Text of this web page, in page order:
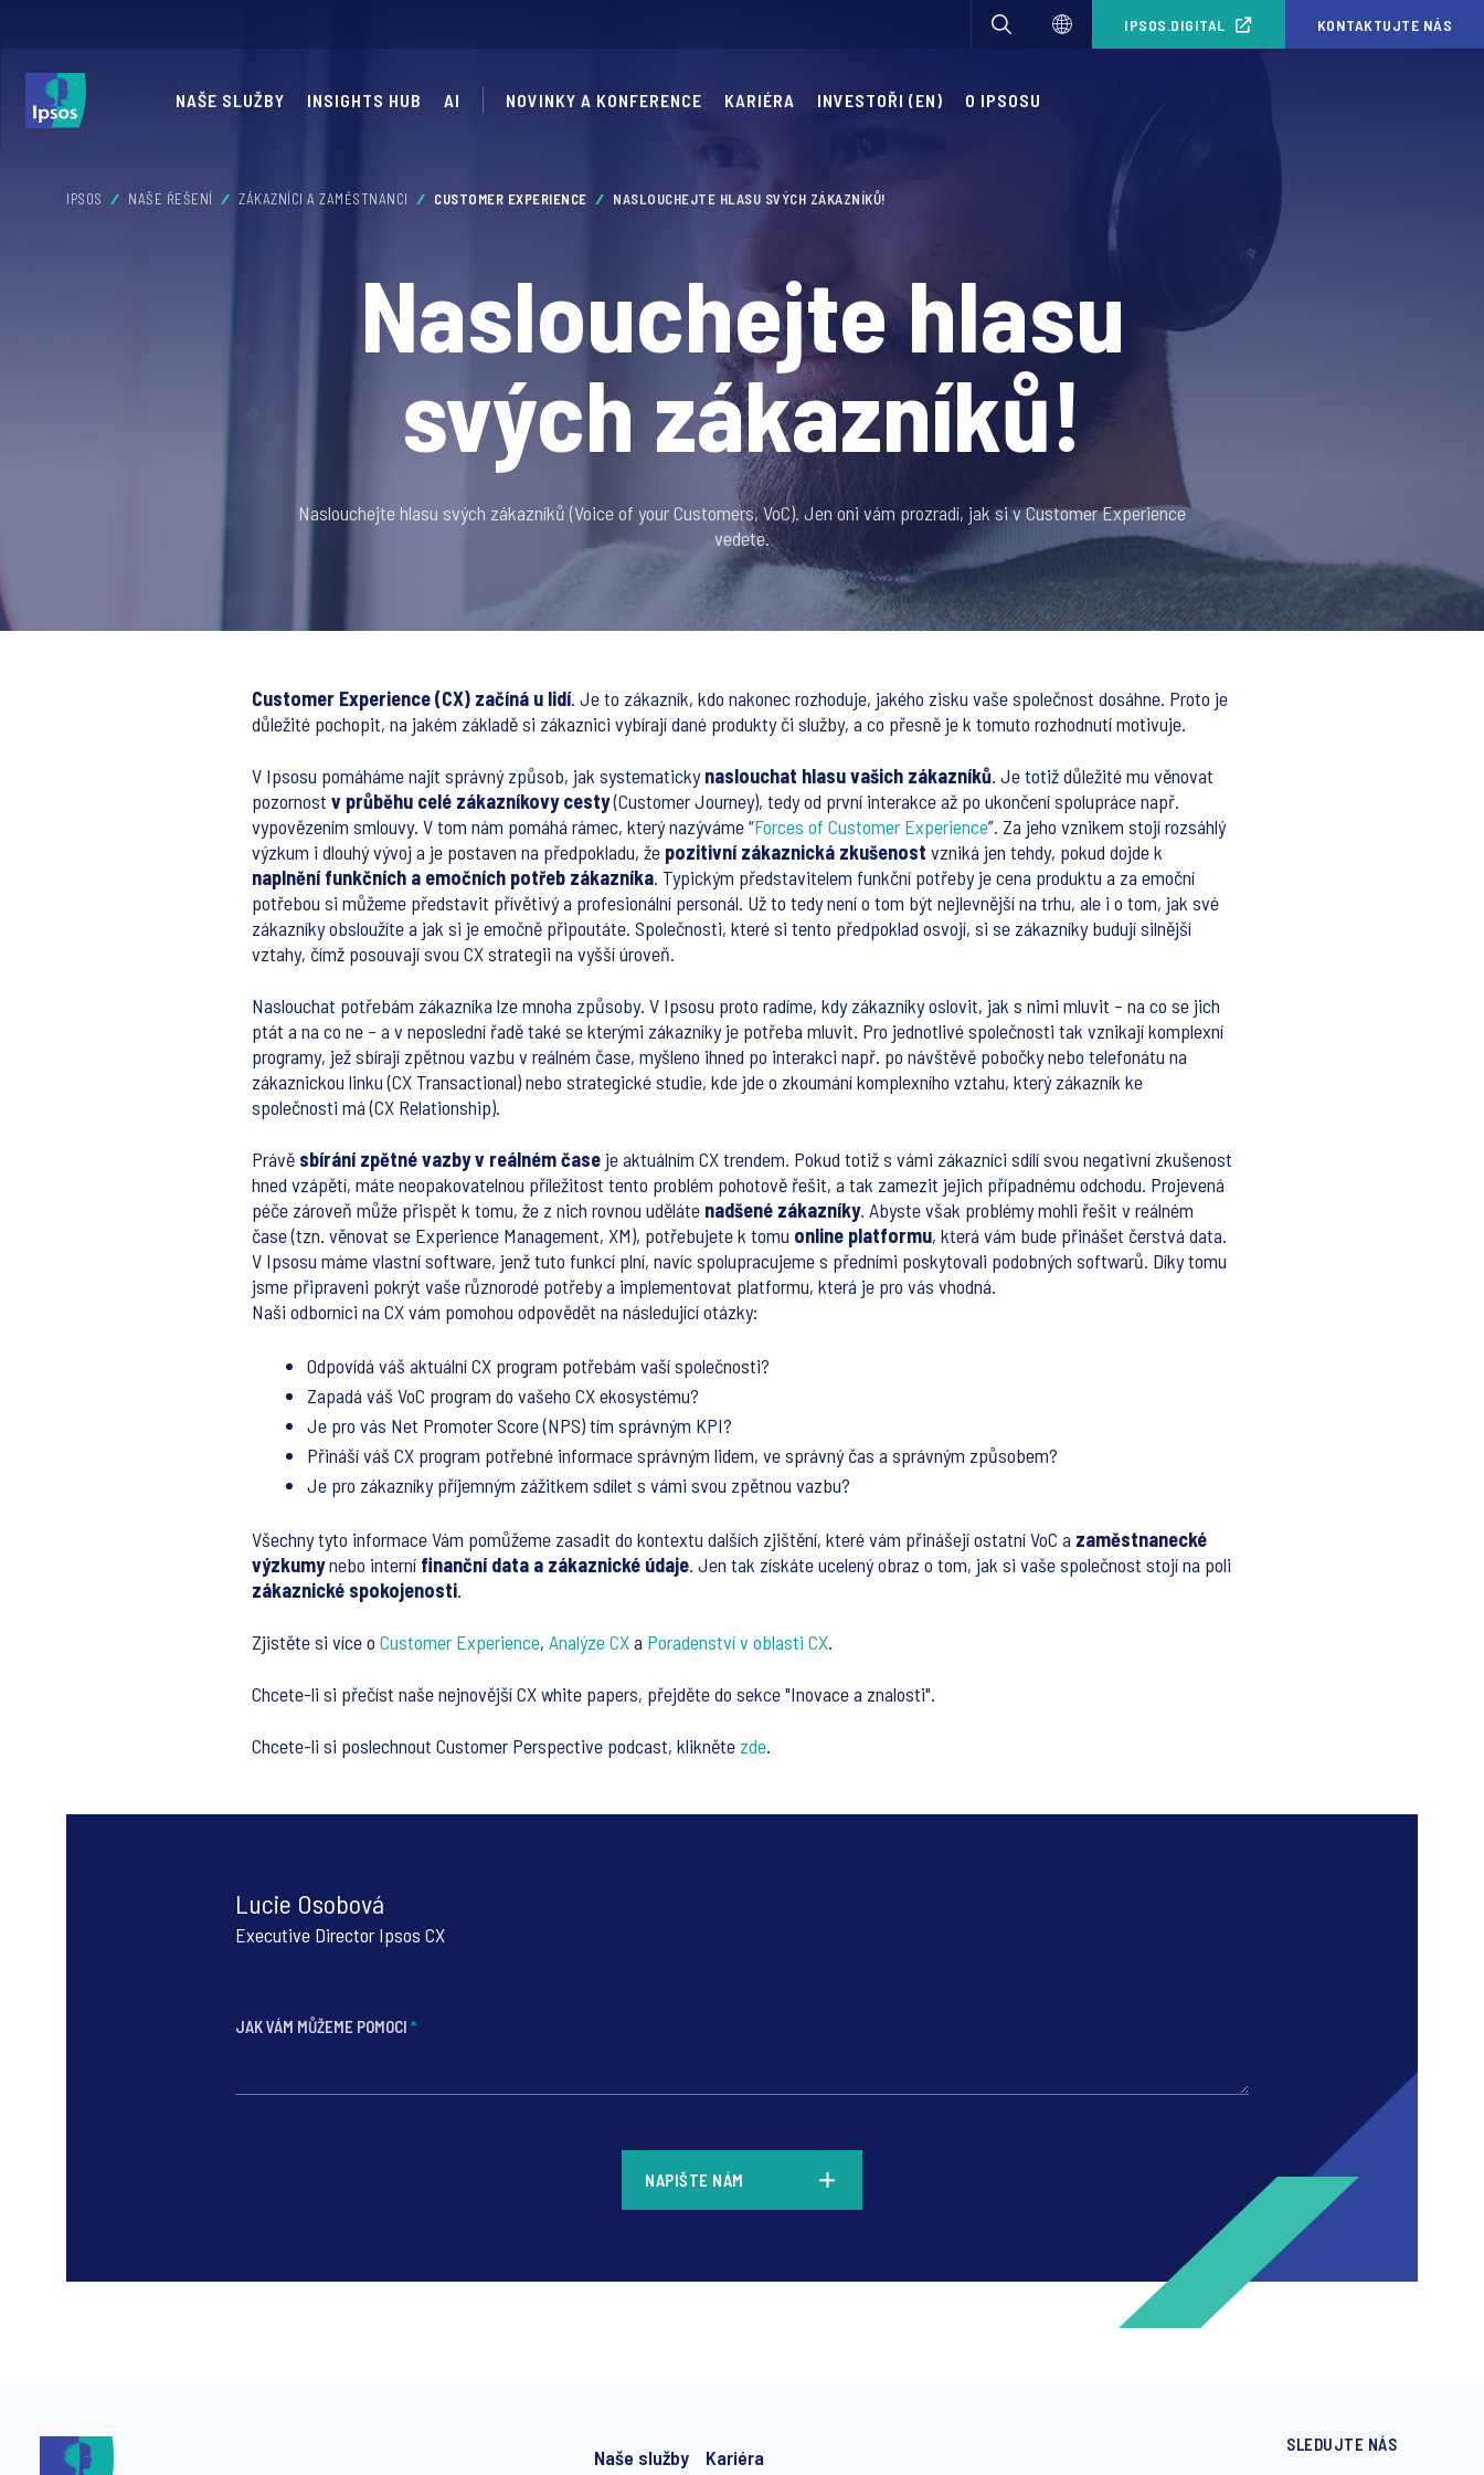
IPSOS.DIGITAL KONTAKTUJTE NÁS
NAŠE SLUŽBY INSIGHTS HUB AI NOVINKY A KONFERENCE KARIÉRA INVESTOŘI (EN) O IPSOSU
IPSOS NAŠE ŘEŠENÍ ZÁKAZNÍCI A ZAMĚSTNANCI CUSTOMER EXPERIENCE NASLOUCHEJTE HLASU SVÝCH ZÁKAZNÍKŮ!
Naslouchejte hlasu
svých zákazníků!
Naslouchejte hlasu svých zákazníků (Voice of your Customers, VoC). Jen oni vám prozradí, jak si v Customer Experience
vedete.
Customer Experience (CX) začíná u lidí. Je to zákazník, kdo nakonec rozhoduje, jakého zisku vaše společnost dosáhne. Proto je
důležité pochopit, na jakém základě si zákaznici vybírají dané produkty či služby, a co přesně je k tomuto rozhodnutí motivuje.
V Ipsosu pomáháme najít správný způsob, jak systematickynaslouchat hlasu vašich zákazníků. Je totiž důležité mu věnovat
pozornost v průběhu celé zákazníkovy cesty(Customer Journey), tedy od první interakce až po ukončení spolupráce např.
vypovězením smlouvy. V tom nám pomáhá rámec, který nazýváme “Forces of Customer Experience”. Za jeho vznikem stojí rozsáhlý
výzkum i dlouhý vývoj a je postaven na předpokladu, že pozitivní zákaznická zkušenost vzniká jen tehdy, pokud dojde k
naplnění funkčních a emočních potřeb zákazníka. Typickým představitelem funkční potřeby je cena produktu a za emoční
potřebou si můžeme představit přívětivý a profesionální personál. Už to tedy není o tom být nejlevnější na trhu, ale i o tom, jak své
zákazníky obsloužíte a jak si je emočně připoutáte. Společnosti, které si tento předpoklad osvojí, si se zákazníky budují silnější
vztahy, čímž posouvají svou CX strategii na vyšší úroveň.
Naslouchat potřebám zákazníka lze mnoha způsoby. V Ipsosu proto radíme, kdy zákazníky oslovit, jak s nimi mluvit – na co se jich
ptát a na co ne – a v neposlední řadě také se kterými zákazníky je potřeba mluvit. Pro jednotlivé společnosti tak vznikají komplexní
programy, jež sbírají zpětnou vazbu v reálném čase, myšleno ihned po interakci např. po návštěvě pobočky nebo telefonátu na
zákaznickou linku (CX Transactional) nebo strategické studie, kde jde o zkoumání komplexního vztahu, který zákazník ke
společnosti má (CX Relationship).
Právě sbírání zpětné vazby v reálném čase je aktuálním CX trendem. Pokud totiž s vámi zákazníci sdílí svou negativní zkušenost
hned vzápětí, máte neopakovatelnou příležitost tento problém pohotově řešit, a tak zamezit jejich případnému odchodu. Projevená
péče zároveň může přispět k tomu, že z nich rovnou uděláte nadšené zákazníky. Abyste však problémy mohli řešit v reálném
čase (tzn. věnovat se Experience Management, XM), potřebujete k tomu online platformu, která vám bude přinášet čerstvá data.
V Ipsosu máme vlastní software, jenž tuto funkcí plní, navíc spolupracujeme s předními poskytovali podobných softwarů. Díky tomu
jsme připraveni pokrýt vaše různorodé potřeby a implementovat platformu, která je pro vás vhodná.
Naši odborníci na CX vám pomohou odpovědět na následující otázky:
Odpovídá váš aktuální CX program potřebám vaší společnosti?
Zapadá váš VoC program do vašeho CX ekosystému?
Je pro vás Net Promoter Score (NPS) tím správným KPI?
Přináší váš CX program potřebné informace správným lidem, ve správný čas a správným způsobem?
Je pro zákazníky příjemným zážitkem sdílet s vámi svou zpětnou vazbu?
Všechny tyto informace Vám pomůžeme zasadit do kontextu dalších zjištění, které vám přinášejí ostatní VoC a zaměstnanecké
výzkumynebo interní finanční data a zákaznické údaje. Jen tak získáte ucelený obraz o tom, jak si vaše společnost stojí na poli
zákaznické spokojenosti.
Zjistěte si více o Customer Experience, Analýze CXa Poradenství v oblasti CX.
Chcete-li si přečíst naše nejnovější CX white papers, přejděte do sekce "Inovace a znalosti".
Chcete-li si poslechnout Customer Perspective podcast, klikněte zde.
Lucie Osobová
Executive Director Ipsos CX
JAK VÁM MŮŽEME POMOCI *
NAPIŠTE NÁM
Naše služby Kariéra
SLEDUJTE NÁS